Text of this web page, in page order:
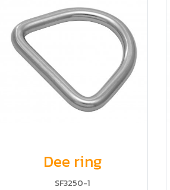
Dee ring
SF3250-1